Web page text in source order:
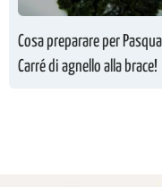
Cosa preparare per
Carré di agnello alla brace!